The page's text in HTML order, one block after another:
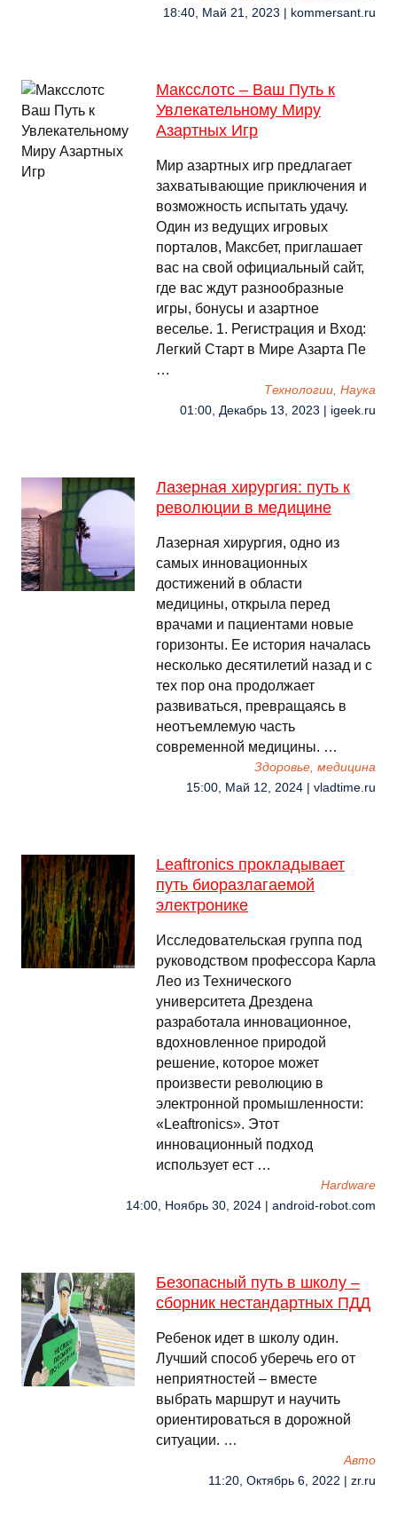
18:40, Май 21, 2023 | kommersant.ru
Максслотс – Ваш Путь к
Увлекательному Миру
Азартных Игр
Мир азартных игр предлагает
захватывающие приключения и
возможность испытать удачу.
Один из ведущих игровых
порталов, Максбет, приглашает
вас на свой официальный сайт,
где вас ждут разнообразные
игры, бонусы и азартное
веселье. 1. Регистрация и Вход:
Легкий Старт в Мире Азарта Пе
…
Технологии, Наука
01:00, Декабрь 13, 2023 | igeek.ru
Лазерная хирургия: путь к
революции в медицине
Лазерная хирургия, одно из
самых инновационных
достижений в области
медицины, открыла перед
врачами и пациентами новые
горизонты. Ее история началась
несколько десятилетий назад и с
тех пор она продолжает
развиваться, превращаясь в
неотъемлемую часть
современной медицины. …
Здоровье, медицина
15:00, Май 12, 2024 | vladtime.ru
Leaftronics прокладывает
путь биоразлагаемой
электронике
Исследовательская группа под
руководством профессора Карла
Лео из Технического
университета Дрездена
разработала инновационное,
вдохновленное природой
решение, которое может
произвести революцию в
электронной промышленности:
«Leaftronics». Этот
инновационный подход
использует ест …
Hardware
14:00, Ноябрь 30, 2024 | android-robot.com
Безопасный путь в школу –
сборник нестандартных ПДД
Ребенок идет в школу один.
Лучший способ уберечь его от
неприятностей – вместе
выбрать маршрут и научить
ориентироваться в дорожной
ситуации. …
Авто
11:20, Октябрь 6, 2022 | zr.ru